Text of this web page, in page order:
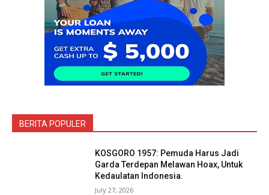
BERITA POPULER
KOSGORO 1957: Pemuda Harus Jadi
Garda Terdepan Melawan Hoax, Untuk
Kedaulatan Indonesia.
July 27, 2026